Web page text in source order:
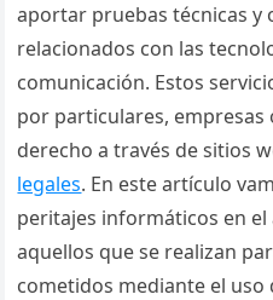
aportar pruebas técnicas y
relacionados con las
comunicación. Estos
por particulares, empresas
derecho a través de sitios
legales. En este artículo
peritajes informáticos en el
aquellos que se realizan
cometidos mediante el uso